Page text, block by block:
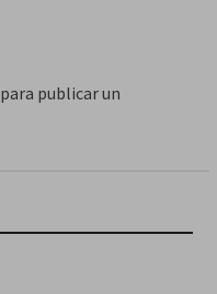
para publicar un